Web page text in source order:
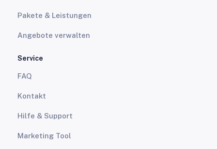
Pakete & Leistungen
Angebote verwalten
Service
FAQ
Kontakt
Hilfe & Support
Marketing Tool